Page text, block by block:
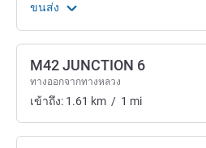
ขนส่ง
M42 JUNCTION 6
ทางออกจากทางหลวง
เข้าถึง: 1.61 km / 1 mi